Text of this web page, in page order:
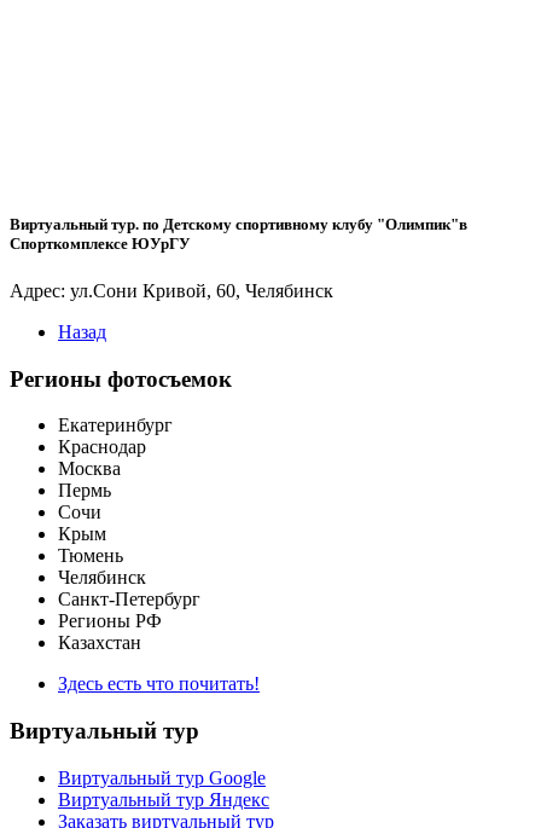
Виртуальный тур. по Детскому спортивному клубу "Олимпик"в
Спорткомплексе ЮУрГУ
Адрес: ул.Сони Кривой, 60, Челябинск
Назад
Регионы фотосъемок
Екатеринбург
Краснодар
Москва
Пермь
Сочи
Крым
Тюмень
Челябинск
Санкт-Петербург
Регионы РФ
Казахстан
Здесь есть что почитать!
Виртуальный тур
Виртуальный тур Google
Виртуальный тур Яндекс
Заказать виртуальный тур